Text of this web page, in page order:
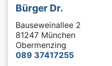
Bürger Dr.
Bauseweinallee 2
81247 München
Obermenzing
089 37417255